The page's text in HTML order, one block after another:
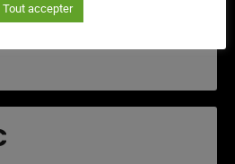
Tout accepter